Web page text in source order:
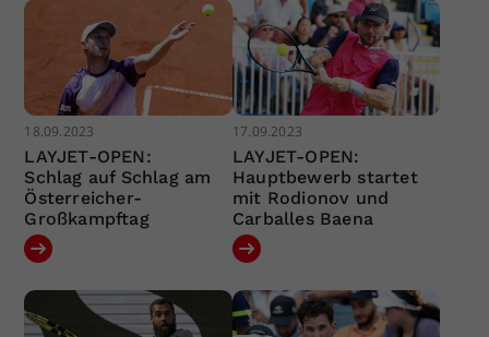
18.09.2023
LAYJET-OPEN:
Schlag auf Schlag am
Österreicher-
Großkampftag
17.09.2023
LAYJET-OPEN:
Hauptbewerb startet
mit Rodionov und
Carballes Baena